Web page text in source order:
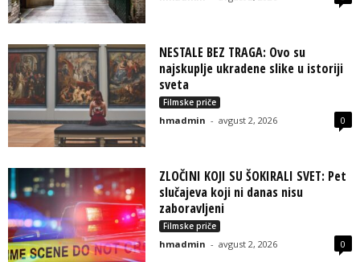
NESTALE BEZ TRAGA: Ovo su
najskuplje ukradene slike u istoriji
sveta
Filmske priče
hmadmin - avgust 2, 2026 0
ZLOČINI KOJI SU ŠOKIRALI SVET: Pet
slučajeva koji ni danas nisu
zaboravljeni
Filmske priče
hmadmin - avgust 2, 2026 0